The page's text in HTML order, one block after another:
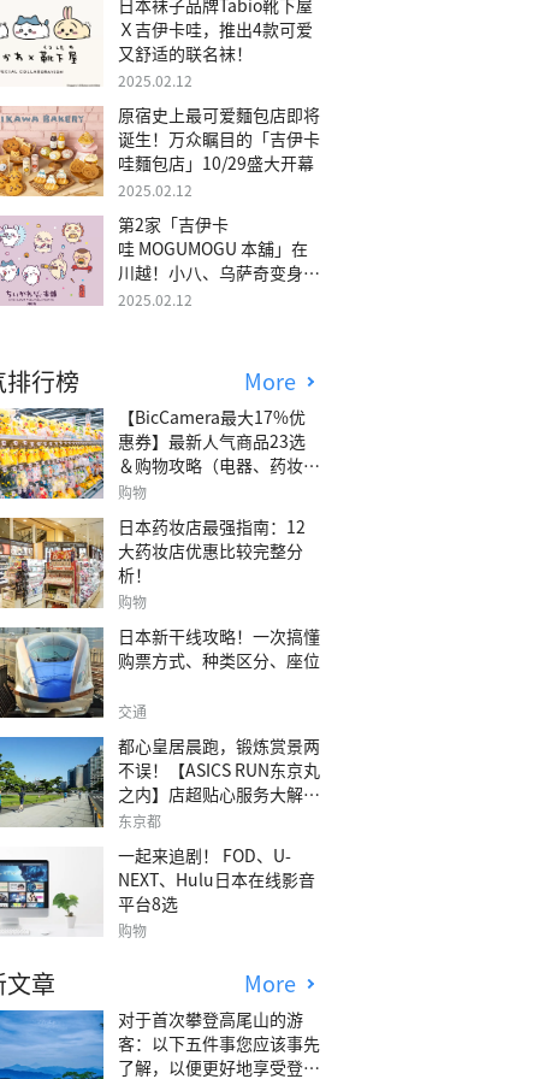
日本袜子品牌Tabio靴下屋
Ｘ吉伊卡哇，推出4款可爱
又舒适的联名袜！
2025.02.12
原宿史上最可爱麵包店即将
诞生！万众瞩目的「吉伊卡
哇麵包店」10/29盛大开幕
2025.02.12
第2家「吉伊卡
哇 MOGUMOGU 本舖」在
川越！小八、乌萨奇变身可
爱地瓜！
2025.02.12
行榜 More
【BicCamera最大17%优
惠券】最新人气商品23选
＆购物攻略（电器、药妆、
玩具等）
购物
日本药妆店最强指南：12
大药妆店优惠比较完整分
析！
购物
日本新干线攻略！一次搞懂
购票方式、种类区分、座位
交通
都心皇居晨跑，锻炼赏景两
不误！【ASICS RUN东京丸
之内】店超贴心服务大解
析！
东京都
一起来追剧！ FOD、U-
NEXT、Hulu日本在线影音
平台8选
购物
章 More
对于首次攀登高尾山的游
客：以下五件事您应该事先
了解，以便更好地享受登山